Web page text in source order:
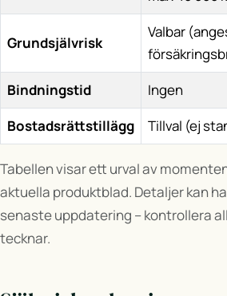
Grundsjälvrisk
Valbar
Bindningstid
Ingen
Bostadsrättstillägg
Tillval (ej
Tabellen visar ett urval av
aktuella produktblad. Detaljer kan
senaste uppdatering – kontrollera
tecknar.